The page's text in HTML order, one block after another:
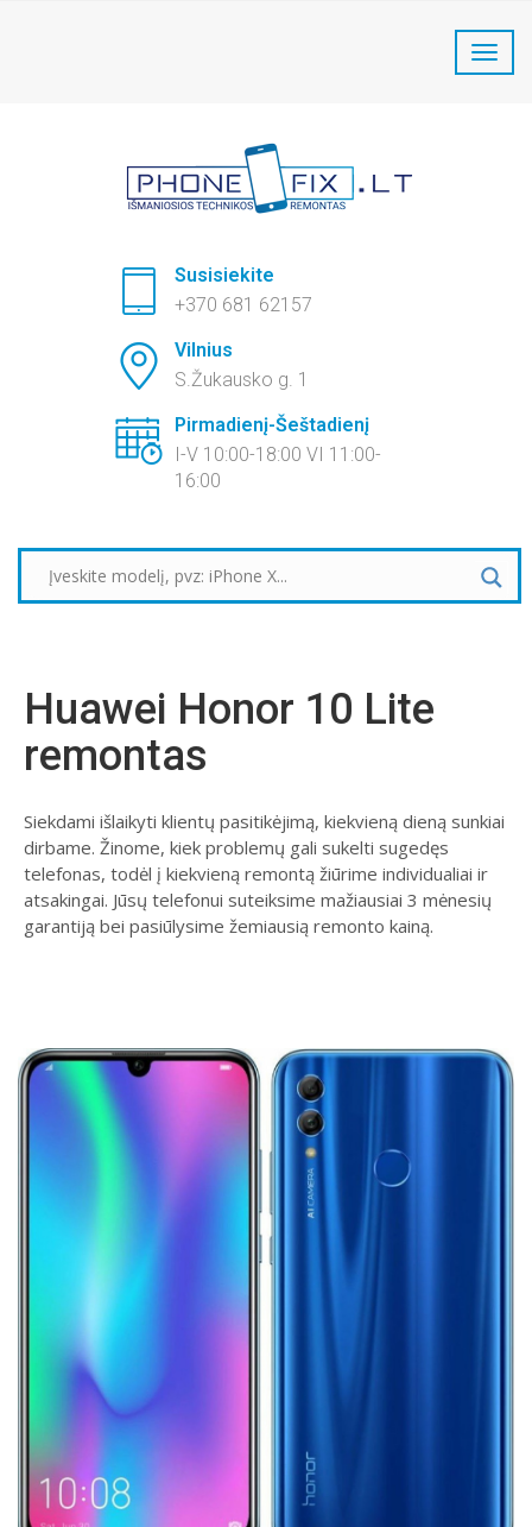
+370 681 62157
Susisiekite
+370 681 62157
Vilnius
S.Žukausko g. 1
Pirmadienį-Šeštadienį
I-V 10:00-18:00 VI 11:00-
16:00
Huawei Honor 10 Lite
remontas
Siekdami išlaikyti klientų pasitikėjimą, kiekvieną dieną sunkiai
dirbame. Žinome, kiek problemų gali sukelti sugedęs
telefonas, todėl į kiekvieną remontą žiūrime individualiai ir
atsakingai. Jūsų telefonui suteiksime mažiausiai 3 mėnesių
garantiją bei pasiūlysime žemiausią remonto kainą.